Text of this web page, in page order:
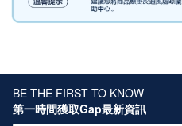
BE THE FIRST TO KNOW
第一時間獲取Gap最新資訊